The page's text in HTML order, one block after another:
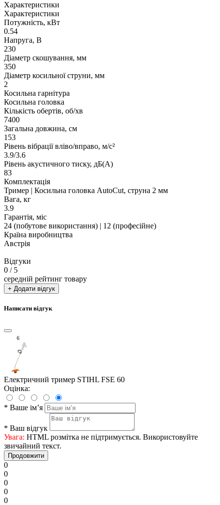
Характеристики
Характеристики
Потужність, кВт
0.54
Напруга, В
230
Діаметр скошування, мм
350
Діаметр косильної струни, мм
2
Косильна гарнітура
Косильна головка
Кількість обертів, об/хв
7400
Загальна довжина, см
153
Рівень вібрації вліво/вправо, м/с²
3.9/3.6
Рівень акустичного тиску, дБ(A)
83
Комплектація
Тример | Косильна головка AutoCut, струна 2 мм
Вага, кг
3.9
Гарантія, міс
24 (побутове використання) | 12 (професійне)
Країна виробництва
Австрія
Відгуки
0 / 5
середній рейтинг товару
+ Додати відгук
Написати відгук
6
Електричний тример STIHL FSE 60
Оцінка:
* Ваше ім’я
* Ваш відгук
Увага: HTML розмітка не підтримується. Використовуйте
звичайний текст.
Продовжити
0
0
0
0
0